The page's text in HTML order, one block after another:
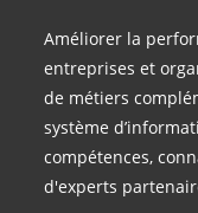
Améliorer la
entreprises et
de métiers
système
compétences,
d'experts